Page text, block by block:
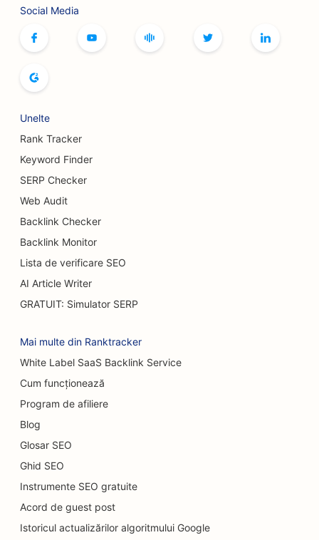
SEO pentru fabricile de bere
SEO pentru serviciile de augmentare mamară
SEO pentru Burger Trucks
SEO pentru magazinele de prăjituri
SEO pentru dealerii auto
SEO pentru chirurgi pentru arși
SEO pentru cafenele
SEO pentru magazine de covoare și pardoseli
SEO pentru restaurantele Casual Dining
SEO pentru chiropracticieni
SEO pentru serviciile de curățenie
Social Media
Unelte
Rank Tracker
Keyword Finder
SERP Checker
Web Audit
Backlink Checker
Backlink Monitor
Lista de verificare SEO
AI Article Writer
GRATUIT: Simulator SERP
Mai multe din Ranktracker
White Label SaaS Backlink Service
Cum funcționează
Program de afiliere
Blog
Glosar SEO
Ghid SEO
Instrumente SEO gratuite
Acord de guest post
Istoricul actualizărilor algoritmului Google